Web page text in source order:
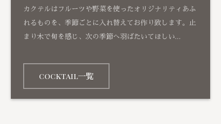
カクテルはフルーツや野菜を使ったオリジナリティあふ
れるものを、季節ごとに入れ替えてお作り致します。止
まり木で旬を感じ、次の季節へ羽ばたいてほしい…
cocktail一覧